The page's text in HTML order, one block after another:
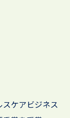
ケアビジネス